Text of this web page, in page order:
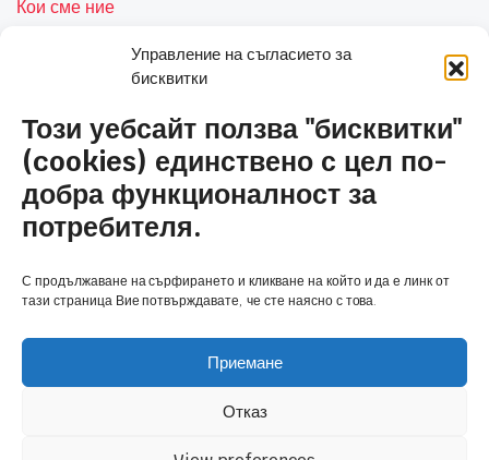
Управление на съгласието за
бисквитки
Този уебсайт ползва "бисквитки"
(cookies) единствено с цел по-
добра функционалност за
потребителя.
С продължаване на сърфирането и кликване на който и да е линк от
тази страница Вие потвърждавате, че сте наясно с това.
Приемане
Отказ
Кои сме ние
Полезни връзки
Общи условия и политика за сигурност
Количка
Copyright 2026 © Антим Клима 2020 ЕООД, powered by Angelov.PRO